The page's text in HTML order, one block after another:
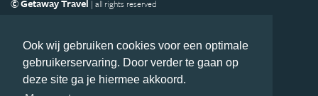
Ook wij gebruiken cookies voor een optimale
gebruikerservaring. Door verder te gaan op
deze site ga je hiermee akkoord.
| all rights reserved
Copyright
Privacy statement Disclaimer
Cookies
Volg MiddenAmerika.nl
Nieuwsbrief
Facebook